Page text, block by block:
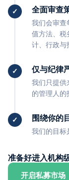
全面审查
我们会审查
值方法、税
计、行政与
仅与纪律
我们只提供
的管理人的
围绕你的
我们的目标
准备好进入机构
开启私募市场